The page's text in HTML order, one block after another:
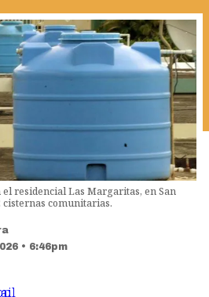
residencial Las Margaritas, en San
cisternas comunitarias.
• 6:46pm